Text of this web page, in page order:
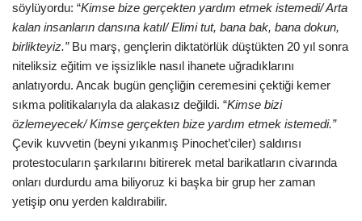
söylüyordu: “Kimse bize gerçekten yardım etmek istemedi/ Arta
kalan insanların dansına katıl/ Elimi tut, bana bak, bana dokun,
birlikteyiz.” Bu marş, gençlerin diktatörlük düştükten 20 yıl sonra
niteliksiz eğitim ve işsizlikle nasıl ihanete uğradıklarını
anlatıyordu. Ancak bugün gençliğin ceremesini çektiği kemer
sıkma politikalarıyla da alakasız değildi. “Kimse bizi
özlemeyecek/ Kimse gerçekten bize yardım etmek istemedi.”
Çevik kuvvetin (beyni yıkanmış Pinochet’ciler) saldırısı
protestocuların şarkılarını bitirerek metal barikatların civarında
onları durdurdu ama biliyoruz ki başka bir grup her zaman
yetişip onu yerden kaldırabilir.